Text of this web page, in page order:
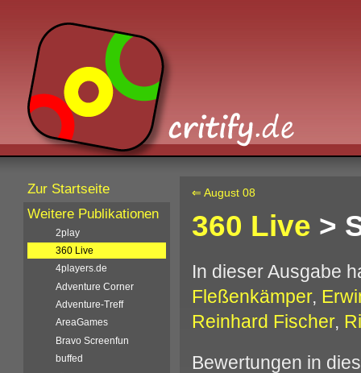
⇐ August 08
360 Live >
In dieser Ausgabe
Fleßenkämper,
Reinhard Fischer,
Bewertungen in
Zur Startseite
Weitere Publikationen
2play
360 Live
4players.de
Adventure Corner
Adventure-Treff
AreaGames
Bravo Screenfun
buffed